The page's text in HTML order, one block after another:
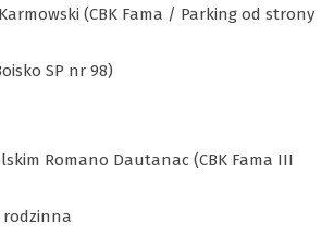
(CBK Fama / Parking od strony
SP nr 98)
Romano Dautanac (CBK Fama III
rodzinna